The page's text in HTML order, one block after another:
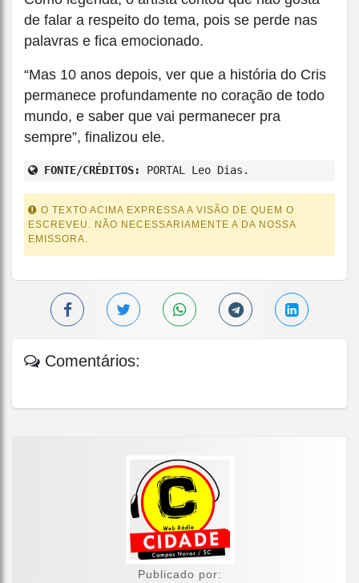
de falar a respeito do tema, pois se perde nas
palavras e fica emocionado.
“Mas 10 anos depois, ver que a história do Cris
permanece profundamente no coração de todo
mundo, e saber que vai permanecer pra
sempre”, finalizou ele.
FONTE/CRÉDITOS: PORTAL Leo Dias.
O TEXTO ACIMA EXPRESSA A VISÃO DE QUEM O
ESCREVEU. NÃO NECESSARIAMENTE A DA NOSSA
EMISSORA.
Comentários:
Publicado por: